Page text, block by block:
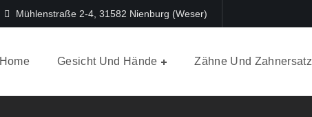
Mühlenstraße 2-4, 31582 Nienburg (Weser)
Home Gesicht Und Hände Zähne Und Zahnersatz